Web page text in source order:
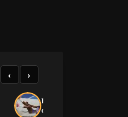
El medallero que el castrismo
quiere esconder
‹ ›